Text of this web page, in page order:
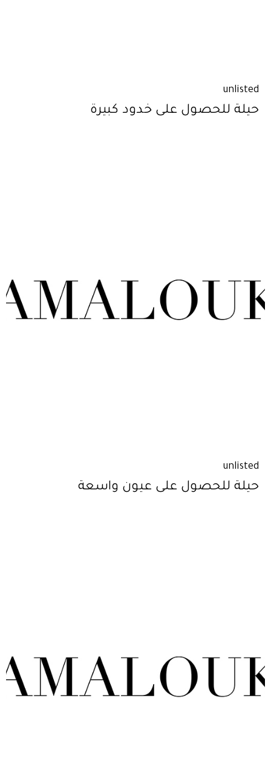
unlisted
حيلة للحصول على خدود كبيرة
unlisted
حيلة للحصول على عيون واسعة